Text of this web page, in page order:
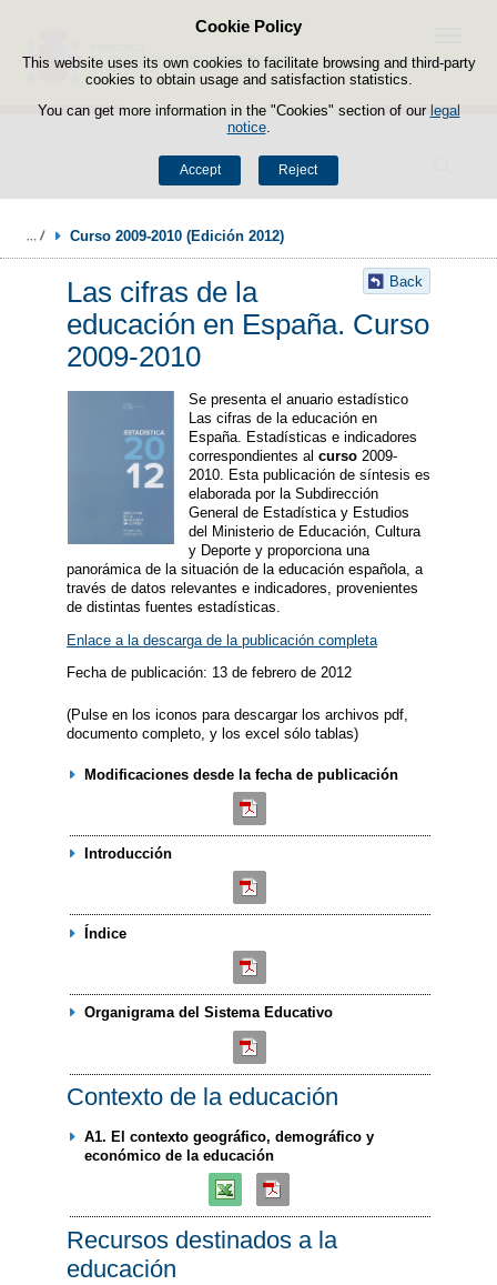
Cookie Policy
This website uses its own cookies to facilitate browsing and third-party
cookies to obtain usage and satisfaction statistics.
You can get more information in the "Cookies" section of our legal
notice.
Accept Reject
Skip to content
Search
Menu
Curso 2009-2010 (Edición 2012)
Back
Las cifras de la
educación en España. Curso
2009-2010
Se presenta el anuario estadístico
Las cifras de la educación en
España. Estadísticas e indicadores
correspondientes al curso 2009-
2010. Esta publicación de síntesis es
elaborada por la Subdirección
General de Estadística y Estudios
del Ministerio de Educación, Cultura
y Deporte y proporciona una
panorámica de la situación de la educación española, a
través de datos relevantes e indicadores, provenientes
de distintas fuentes estadísticas.
Enlace a la descarga de la publicación completa
Fecha de publicación: 13 de febrero de 2012
(Pulse en los iconos para descargar los archivos pdf,
documento completo, y los excel sólo tablas)
Modificaciones desde la fecha de publicación
Introducción
Índice
Organigrama del Sistema Educativo
Contexto de la educación
A1. El contexto geográfico, demográfico y
económico de la educación
Recursos destinados a la
educación